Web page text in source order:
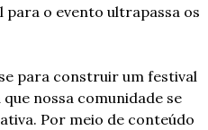
o evento ultrapassa os
para construir um festival
nossa comunidade se
Por meio de conteúdo